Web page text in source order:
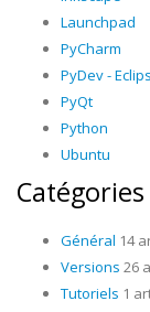
Launchpad
PyCharm
PyDev -
PyQt
Python
Ubuntu
Catégories
Général 14
Versions 26
Tutoriels 1